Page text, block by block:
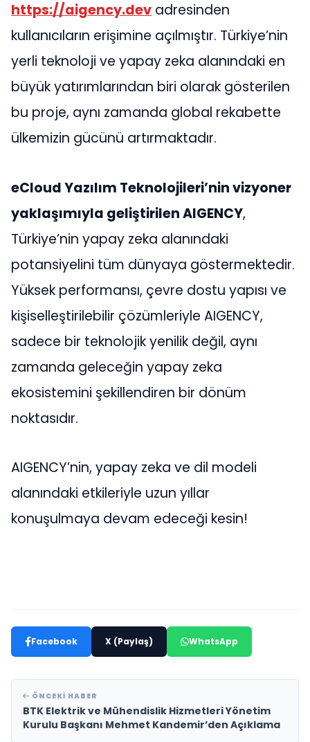
https://aigency.dev adresinden
kullanıcıların erişimine açılmıştır. Türkiye’nin
yerli teknoloji ve yapay zeka alanındaki en
büyük yatırımlarından biri olarak gösterilen
bu proje, aynı zamanda global rekabette
ülkemizin gücünü artırmaktadır​​.
eCloud Yazılım Teknolojileri’nin vizyoner
yaklaşımıyla geliştirilen AIGENCY,
Türkiye’nin yapay zeka alanındaki
potansiyelini tüm dünyaya göstermektedir.
Yüksek performansı, çevre dostu yapısı ve
kişiselleştirilebilir çözümleriyle AIGENCY,
sadece bir teknolojik yenilik değil, aynı
zamanda geleceğin yapay zeka
ekosistemini şekillendiren bir dönüm
noktasıdır.
AIGENCY’nin, yapay zeka ve dil modeli
alanındaki etkileriyle uzun yıllar
konuşulmaya devam edeceği kesin!
Facebook X (Paylaş) WhatsApp
ÖNCEKI HABER
BTK Elektrik ve Mühendislik Hizmetleri Yönetim
Kurulu Başkanı Mehmet Kandemir’den Açıklama